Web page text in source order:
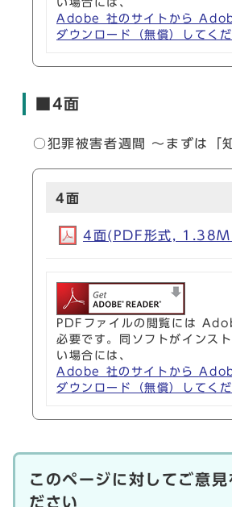
い場合には、
Adobe 社のサイトから
ダウンロード（無償）してくだ
■4面
○犯罪被害者週間 ～まずは「
4面
4面(PDF形式,
PDFファイルの閲覧には
必要です。同ソフトがインス
い場合には、
Adobe 社のサイトから
ダウンロード（無償）してくだ
このページに対してご意見
ださい